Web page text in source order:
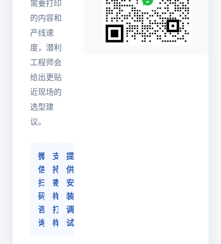
需要打印
的内容和
产线速
度，潜利
工程师会
给出更贴
近现场的
选型建
议。
微
信
扫
码
咨
询
支
持
寄
样
打
样
提
供
安
装
调
试